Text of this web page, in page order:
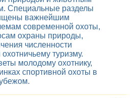
Специальные разделы
важнейшим
современной охоты,
охраны природы,
численности
туризму.
молодому охотнику,
спортивной охоты в